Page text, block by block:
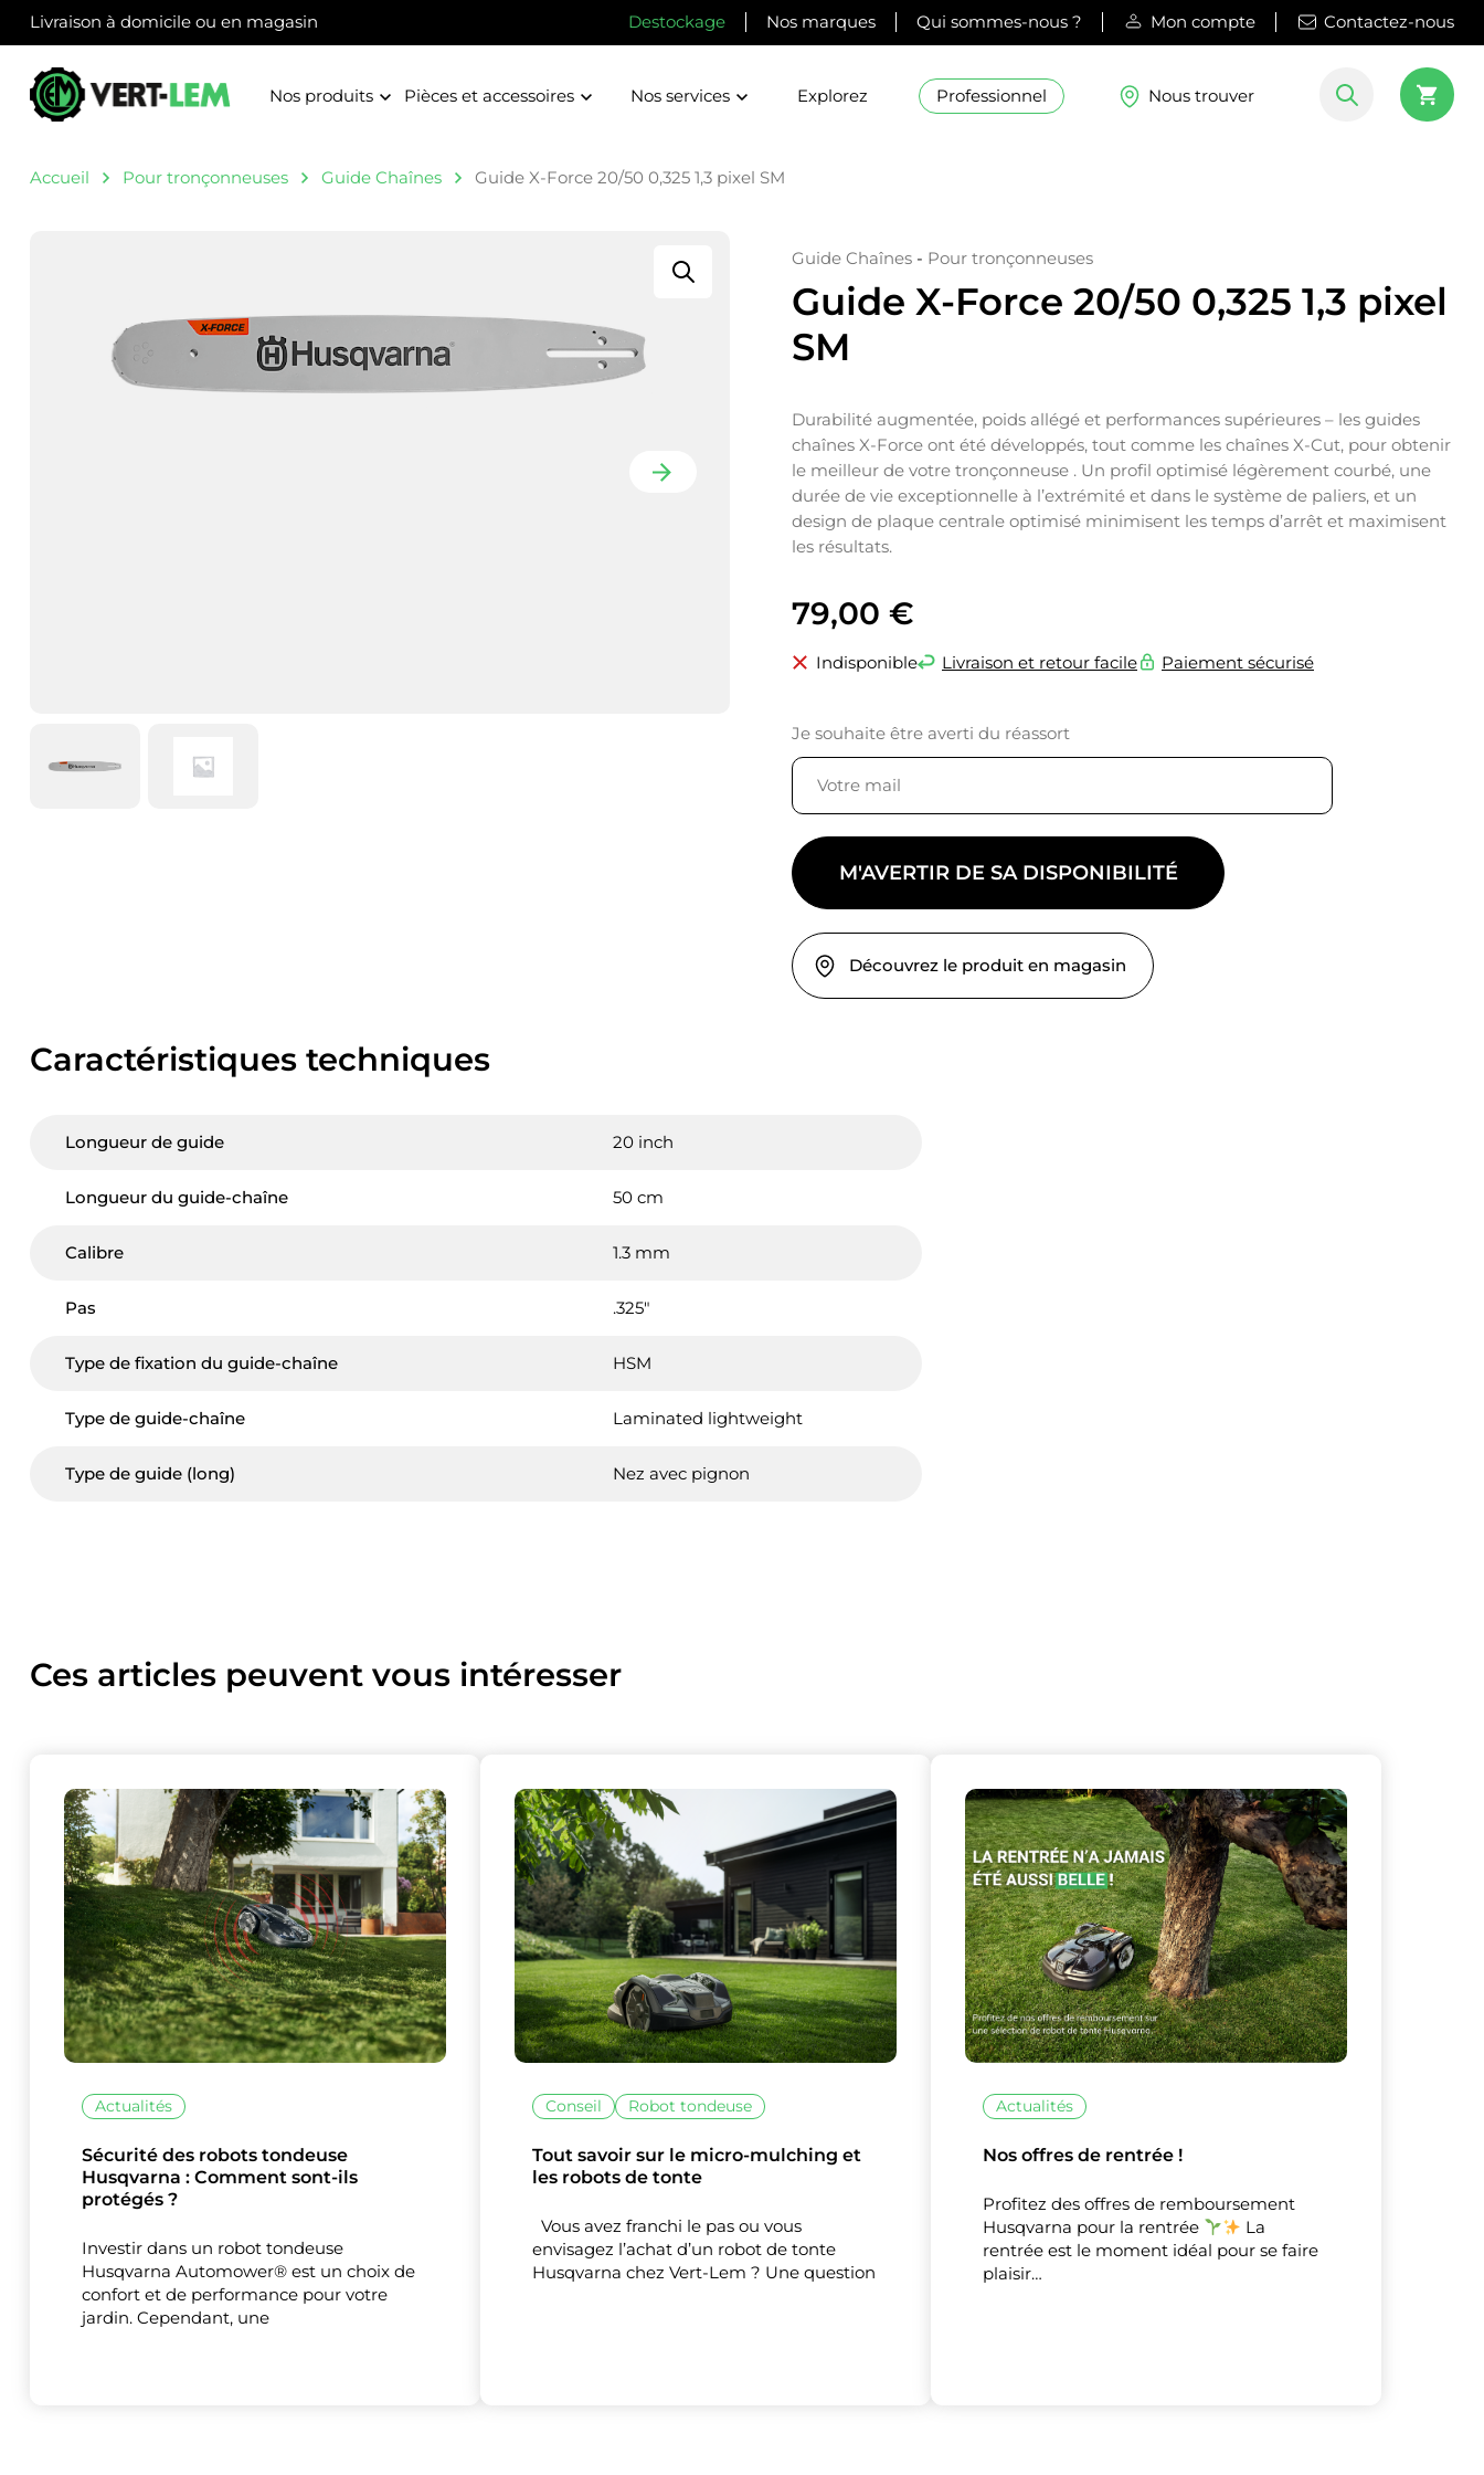
Ce site utilise des cookies et vous donne le contrôle sur ceux que
vous souhaitez activer
Nos partenaires(1)
Mesure d'audience
XMasquer le bandeau
Livraison à domicile ou en magasin Destockage Nos marques Qui sommes-nous ? Mon compte Contactez-nous
Nos produits Pièces et accessoires Nos services Explorez Professionnel Nous trouver
Accueil Pour tronçonneuses Guide Chaînes Guide X-Force 20/50 0,325 1,3 pixel SM
Guide Chaînes - Pour tronçonneuses
Guide X-Force 20/50 0,325 1,3 pixel
SM
Durabilité augmentée, poids allégé et performances supérieures – les guides
chaînes X-Force ont été développés, tout comme les chaînes X-Cut, pour obtenir
le meilleur de votre tronçonneuse . Un profil optimisé légèrement courbé, une
durée de vie exceptionnelle à l’extrémité et dans le système de paliers, et un
design de plaque centrale optimisé minimisent les temps d’arrêt et maximisent
les résultats.
79,00 €
Indisponible Livraison et retour facile Paiement sécurisé
Je souhaite être averti du réassort
M'AVERTIR DE SA DISPONIBILITÉ
Découvrez le produit en magasin
Caractéristiques techniques
Longueur de guide 20 inch
Longueur du guide-chaîne 50 cm
Calibre 1.3 mm
Pas .325"
Type de fixation du guide-chaîne HSM
Type de guide-chaîne Laminated lightweight
Type de guide (long) Nez avec pignon
Ces articles peuvent vous intéresser
Actualités
Sécurité des robots tondeuse
Husqvarna : Comment sont-ils
protégés ?
Investir dans un robot tondeuse
Husqvarna Automower® est un choix de
confort et de performance pour votre
jardin. Cependant, une
Conseil Robot tondeuse
Tout savoir sur le micro-mulching et
les robots de tonte
Vous avez franchi le pas ou vous
envisagez l’achat d’un robot de tonte
Husqvarna chez Vert-Lem ? Une question
Actualités
Nos offres de rentrée !
Profitez des offres de remboursement
Husqvarna pour la rentrée
La
rentrée est le moment idéal pour se faire
plaisir…